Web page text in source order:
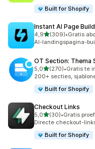
Built for Shopify
Instant AI Page
4,9van 5 sterren
(309)
309 recensies in
•Gratis
AI-landingspagina-
OT Section: Thema
5,0van 5 sterren
(270)
270 recensies in
•Gratis te
200+ secties,
Built for Shopify
Checkout Links
5,0van 5 sterren
(30)
30 recensies in totaal
•Gratis
Directe checkout-
Built for Shopify